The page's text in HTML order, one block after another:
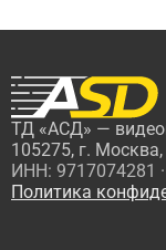
ТД «АСД» —
105275, г.
ИНН: 9717074281
Политика